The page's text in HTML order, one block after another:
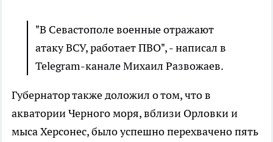
"В Севастополе военные отражают
атаку ВСУ, работает ПВО", - написал в
Telegram-канале Михаил Развожаев.
Губернатор также доложил о том, что в
акватории Черного моря, вблизи Орловки и
мыса Херсонес, было успешно перехвачено пять